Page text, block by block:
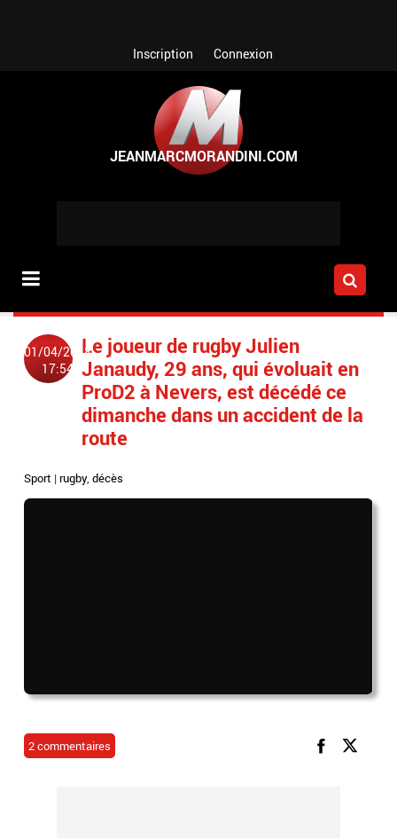
Inscription Connexion
01/04/2018
17:54
Le joueur de rugby Julien
Janaudy, 29 ans, qui évoluait en
ProD2 à Nevers, est décédé ce
dimanche dans un accident de la
route
Sport |rugby,décès
2 commentaires